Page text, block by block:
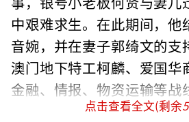
中艰难求生。在此期间，他
音婉，并在妻子郭绮文的支
澳门地下特工柯麟、爱国华
金融、情报、物资运输等战
汉奸展开一系列惊心动魄的
点击查看全文(剩余